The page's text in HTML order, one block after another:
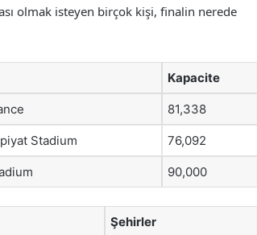
olmak isteyen birçok kişi, finalin nerede
Kapacite
81,338
Stadium 76,092
90,000
Şehirler